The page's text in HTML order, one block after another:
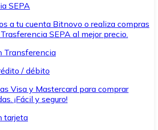
SEPA
a tu cuenta Bitnovo o realiza compras
SEPA al mejor precio.
Transferencia
/ débito
Visa y Mastercard para comprar
¡Fácil y seguro!
tarjeta